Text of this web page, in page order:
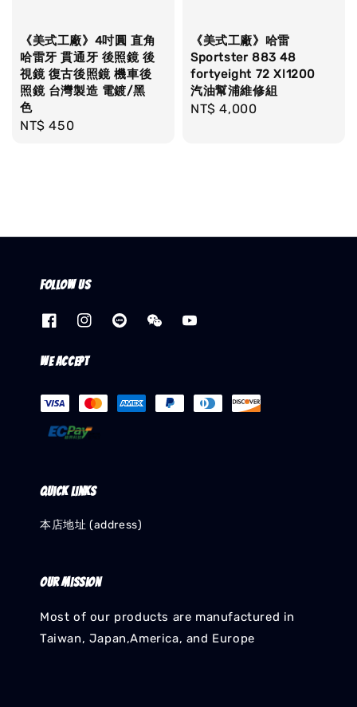
《美式工廠》4吋圓 直角
哈雷牙 貫通牙 後照鏡 後
視鏡 復古後照鏡 機車後
照鏡 台灣製造 電鍍/黑
色
Regular
NT$ 450
《美式工廠》哈雷
Sportster 883 48
fortyeight 72 Xl1200
汽油幫浦維修組
Regular
NT$ 4,000
Follow us
We accept
Quick links
本店地址 (address)
Our mission
Most of our products are manufactured in
Taiwan, Japan,America, and Europe